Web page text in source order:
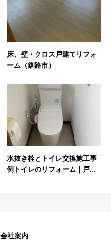
床、壁・クロス戸建てリフォ
ーム（釧路市）
水抜き栓とトイレ交換施工事
例トイレのリフォーム｜戸...
会社案内